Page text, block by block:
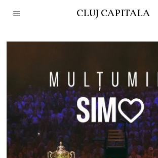
CLUJ CAPITALA